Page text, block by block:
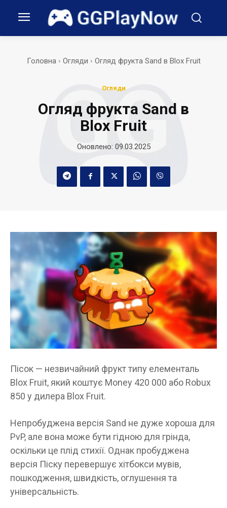
Головна Огляди Огляд фрукта Sand в Blox Fruit
Огляди
Огляд фрукта Sand в
Blox Fruit
Оновлено: 09.03.2025
Пісок — незвичайний фрукт типу елементаль
Blox Fruit, який коштує Money 420 000 або Robux
850 у дилера Blox Fruit.
Непробуджена версія Sand не дуже хороша для
PvP, але вона може бути гідною для грінда,
оскільки це плід стихії. Однак пробуджена
версія Піску перевершує хітбокси мувів,
пошкодження, швидкість, оглушення та
універсальність.